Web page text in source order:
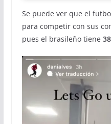
Se puede ver que el
para competir con sus
pues el brasileño tiene